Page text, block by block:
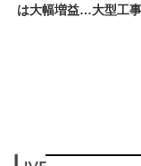
は大幅増益…大型工